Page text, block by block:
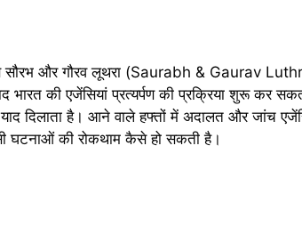
सौरभ और गौरव लूथरा (Saurabh & Gaurav
भारत की एजेंसियां प्रत्यर्पण की प्रक्रिया शुरू कर
दिलाता है। आने वाले हफ्तों में अदालत और जांच
घटनाओं की रोकथाम कैसे हो सकती है।